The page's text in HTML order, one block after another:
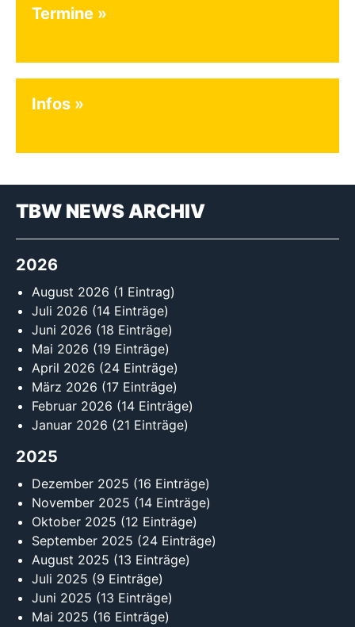
Termine
Infos
TBW NEWS ARCHIV
2026
August 2026 (1 Eintrag)
Juli 2026 (14 Einträge)
Juni 2026 (18 Einträge)
Mai 2026 (19 Einträge)
April 2026 (24 Einträge)
März 2026 (17 Einträge)
Februar 2026 (14 Einträge)
Januar 2026 (21 Einträge)
2025
Dezember 2025 (16 Einträge)
November 2025 (14 Einträge)
Oktober 2025 (12 Einträge)
September 2025 (24 Einträge)
August 2025 (13 Einträge)
Juli 2025 (9 Einträge)
Juni 2025 (13 Einträge)
Mai 2025 (16 Einträge)